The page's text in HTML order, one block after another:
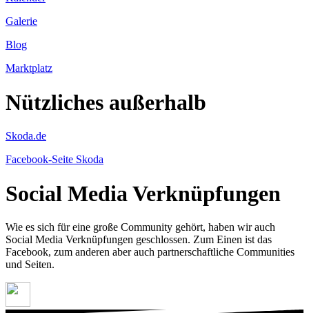
Galerie
Blog
Marktplatz
Nützliches außerhalb
Skoda.de
Facebook-Seite Skoda
Social Media Verknüpfungen
Wie es sich für eine große Community gehört, haben wir auch
Social Media Verknüpfungen geschlossen. Zum Einen ist das
Facebook, zum anderen aber auch partnerschaftliche Communities
und Seiten.